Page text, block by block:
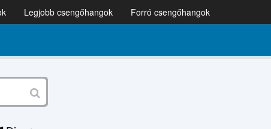
Legjobb csengőhangok Forró csengőhangok